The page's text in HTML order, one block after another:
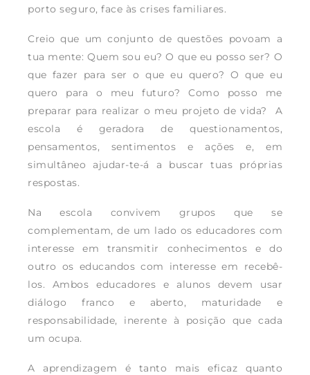
porto seguro, face às crises familiares.
Creio que um conjunto de questões povoam a
tua mente: Quem sou eu? O que eu posso ser? O
que fazer para ser o que eu quero? O que eu
quero para o meu futuro? Como posso me
preparar para realizar o meu projeto de vida? A
escola é geradora de questionamentos,
pensamentos, sentimentos e ações e, em
simultâneo ajudar-te-á a buscar tuas próprias
respostas.
Na escola convivem grupos que se
complementam, de um lado os educadores com
interesse em transmitir conhecimentos e do
outro os educandos com interesse em recebê-
los. Ambos educadores e alunos devem usar
diálogo franco e aberto, maturidade e
responsabilidade, inerente à posição que cada
um ocupa.
A aprendizagem é tanto mais eficaz quanto